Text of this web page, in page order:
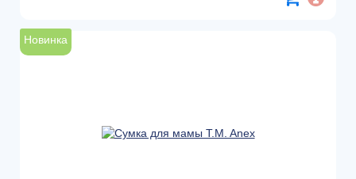
Новинка